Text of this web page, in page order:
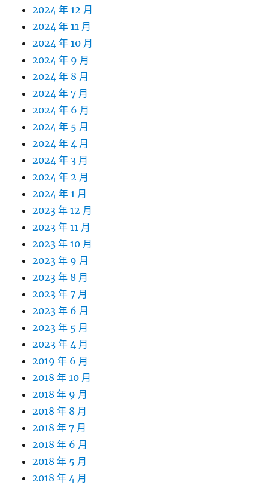
2024 年 12 月
2024 年 11 月
2024 年 10 月
2024 年 9 月
2024 年 8 月
2024 年 7 月
2024 年 6 月
2024 年 5 月
2024 年 4 月
2024 年 3 月
2024 年 2 月
2024 年 1 月
2023 年 12 月
2023 年 11 月
2023 年 10 月
2023 年 9 月
2023 年 8 月
2023 年 7 月
2023 年 6 月
2023 年 5 月
2023 年 4 月
2019 年 6 月
2018 年 10 月
2018 年 9 月
2018 年 8 月
2018 年 7 月
2018 年 6 月
2018 年 5 月
2018 年 4 月